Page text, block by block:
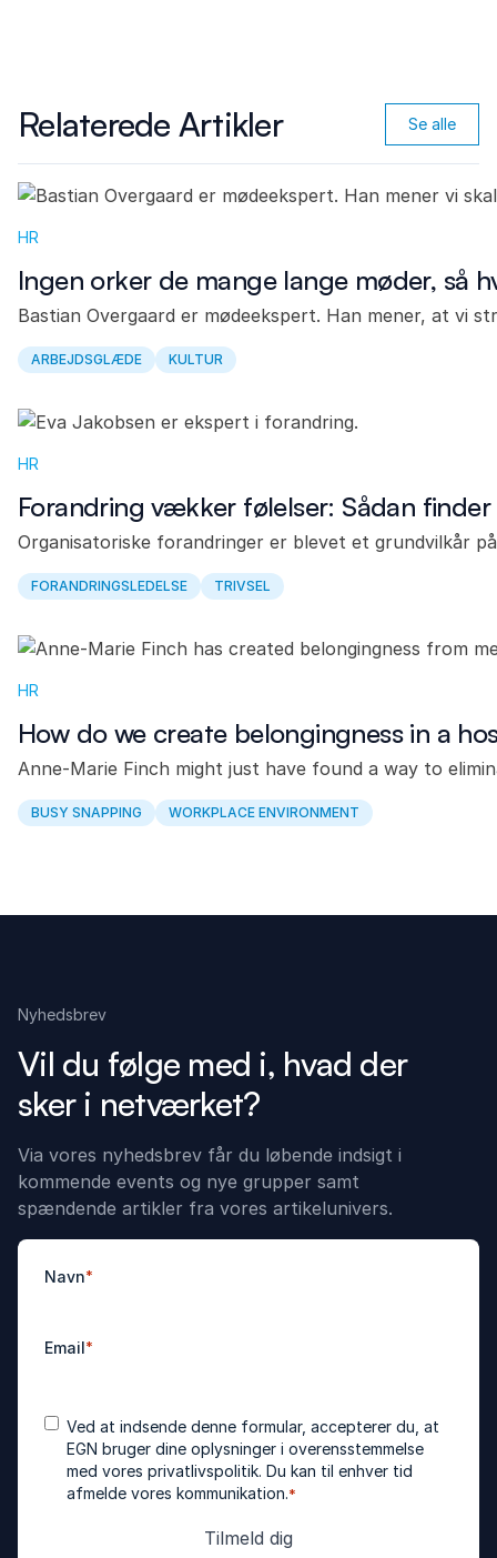
Relaterede Artikler Se alle
HR
Ingen orker de mange lange møder, så
Bastian Overgaard er mødeekspert. Han mener, at vi
ARBEJDSGLÆDE KULTUR
HR
Forandring vækker følelser: Sådan
Organisatoriske forandringer er blevet et grundvilkår
FORANDRINGSLEDELSE TRIVSEL
HR
How do we create belongingness in a
Anne-Marie Finch might just have found a way to
BUSY SNAPPING WORKPLACE ENVIRONMENT
Nyhedsbrev
Vil du følge med i, hvad der
sker i netværket?
Via vores nyhedsbrev får du løbende indsigt i
kommende events og nye grupper samt
spændende artikler fra vores artikelunivers.
Navn*
Email*
Accepter
betingelser
*
Ved at indsende denne formular, accepterer du, at
EGN bruger dine oplysninger i overensstemmelse
med vores privatlivspolitik. Du kan til enhver tid
afmelde vores kommunikation.*